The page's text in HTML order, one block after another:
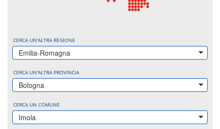
CERCA UN'ALTRA REGIONE
Emilia-Romagna
CERCA UN'ALTRA PROVINCIA
Bologna
CERCA UN COMUNE
Imola